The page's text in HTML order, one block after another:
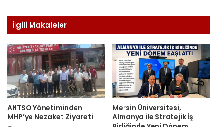
İlgili Makaleler
ANTSO Yönetiminden
MHP’ye Nezaket Ziyareti
Mersin Üniversitesi,
Almanya ile Stratejik İş